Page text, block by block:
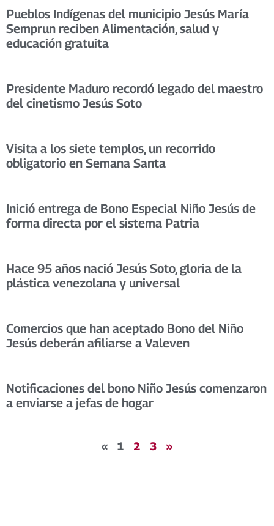
Pueblos Indígenas del municipio Jesús María
Semprun reciben Alimentación, salud y
educación gratuita
Presidente Maduro recordó legado del maestro
del cinetismo Jesús Soto
Visita a los siete templos, un recorrido
obligatorio en Semana Santa
Inició entrega de Bono Especial Niño Jesús de
forma directa por el sistema Patria
Hace 95 años nació Jesús Soto, gloria de la
plástica venezolana y universal
Comercios que han aceptado Bono del Niño
Jesús deberán afiliarse a Valeven
Notificaciones del bono Niño Jesús comenzaron
a enviarse a jefas de hogar
« 1 2 3 »